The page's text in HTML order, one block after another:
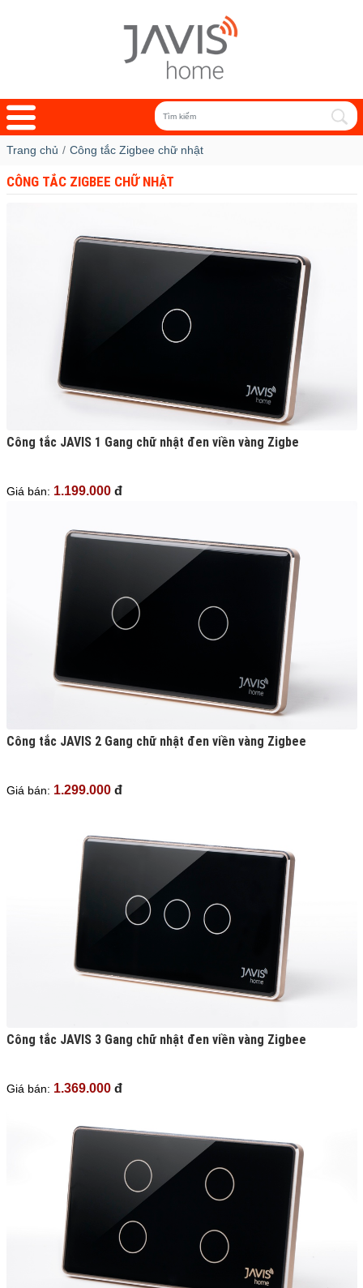
Trang chủ Công tắc Zigbee chữ nhật
CÔNG TẮC ZIGBEE CHỮ NHẬT
Công tắc JAVIS 1 Gang chữ nhật đen viền vàng Zigbe
Giá bán: 1.199.000 đ
Công tắc JAVIS 2 Gang chữ nhật đen viền vàng Zigbee
Giá bán: 1.299.000 đ
Công tắc JAVIS 3 Gang chữ nhật đen viền vàng Zigbee
Giá bán: 1.369.000 đ